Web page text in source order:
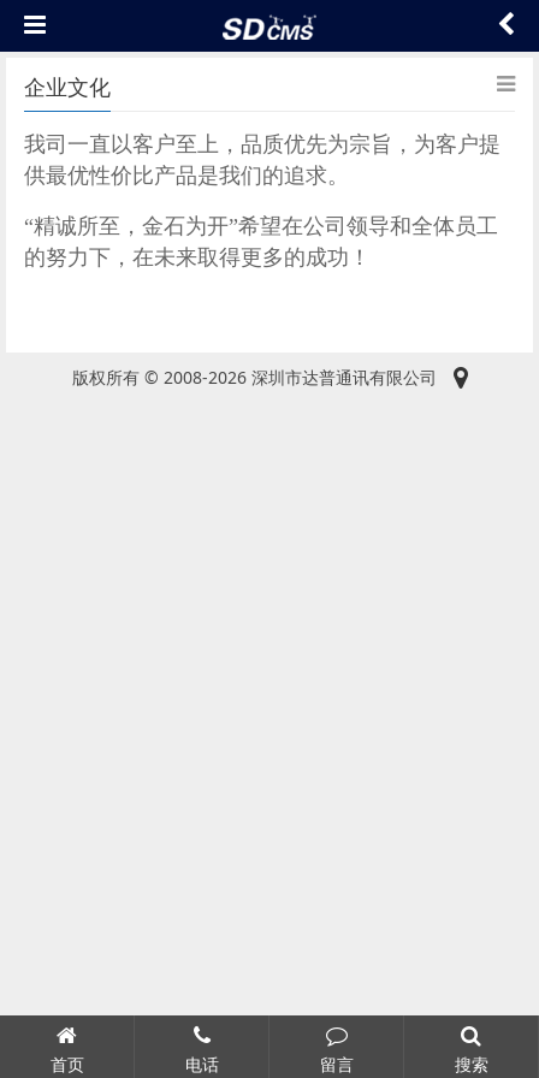
企业文化
我司一直以客户至上，品质优先为宗旨，为客户提
供最优性价比产品是我们的追求。
“精诚所至，金石为开”希望在公司领导和全体员工
的努力下，在未来取得更多的成功！
版权所有 © 2008-2026 深圳市达普通讯有限公司
首页 电话 留言 搜索